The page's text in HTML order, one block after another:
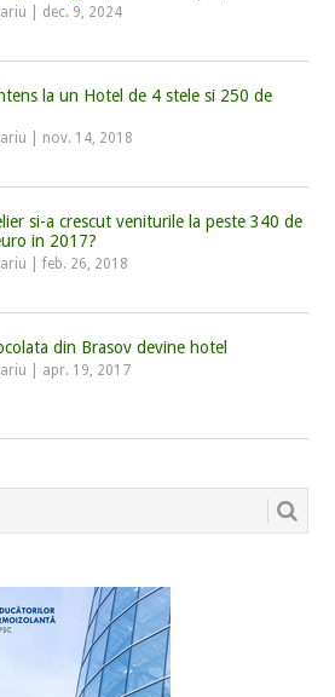
dec. 9, 2024
la un Hotel de 4 stele si 250 de
nov. 14, 2018
si-a crescut veniturile la peste 340 de
in 2017?
|feb. 26, 2018
din Brasov devine hotel
apr. 19, 2017